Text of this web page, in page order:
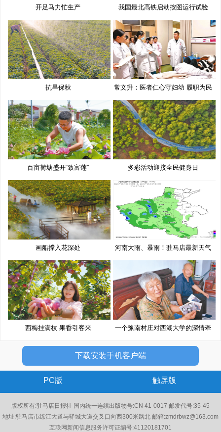
开足马力忙生产 我国最北高铁启动按图运行试验
抗旱保秋 常文升：医者仁心守妇幼 履职为民
百亩荷塘盛开“致富莲” 多彩活动迎接全民健身日
画船撑入花深处
河南大雨、暴雨！驻马店最新天气
预
西梅挂满枝 果香引客来
一个豫南村庄对西湖大学的深情牵
下载安装手机客户端
PC版 触屏版
版权所有:驻马店日报社 国内统一连续出版物号:CN 41-0017 邮发代号:35-45
地址:驻马店市练江大道与驿城大道交叉口向西300米路北 邮箱:zmdrbwz@163.com
互联网新闻信息服务许可证编号:41120181701